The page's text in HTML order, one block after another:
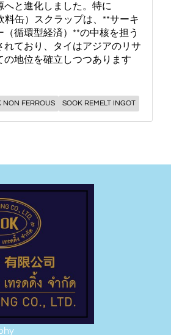
へと進化しました。特に
料缶）スクラップは、**サーキ
（循環型経済）**の中核を担う
れており、タイはアジアのリサ
の地位を確立しつつあります
NON FERROUS SOOK REMELT INGOT